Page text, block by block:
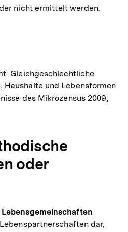
nicht ermittelt werden.
Gleichgeschlechtliche
Haushalte und Lebensformen
des Mikrozensus 2009,
oder
dar,